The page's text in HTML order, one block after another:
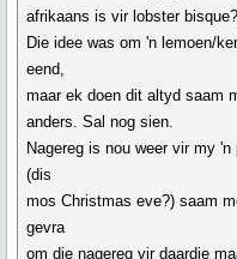
afrikaans is vir lobster
Die idee was om 'n lemoen/
eend,
maar ek doen dit altyd saam
anders. Sal nog sien.
Nagereg is nou weer vir my
(dis
mos Christmas eve?) saam
gevra
om die nagereg vir daardie